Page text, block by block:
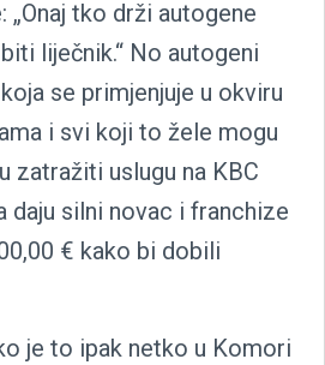
„Onaj tko drži autogene
liječnik.“ No autogeni
se primjenjuje u okviru
i svi koji to žele mogu
zatražiti uslugu na KBC
daju silni novac i franchize
€ kako bi dobili
je to ipak netko u Komori